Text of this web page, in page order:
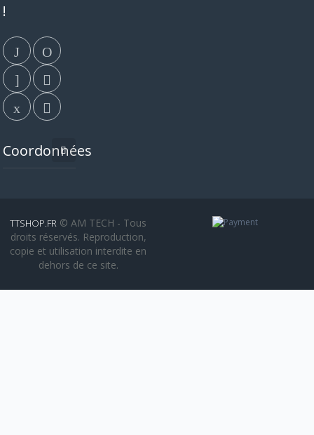
!
Coordonnées
TTSHOP.FR © AM TECH - Tous
droits réservés. Reproduction,
copie et utilisation interdite en
dehors de ce site.